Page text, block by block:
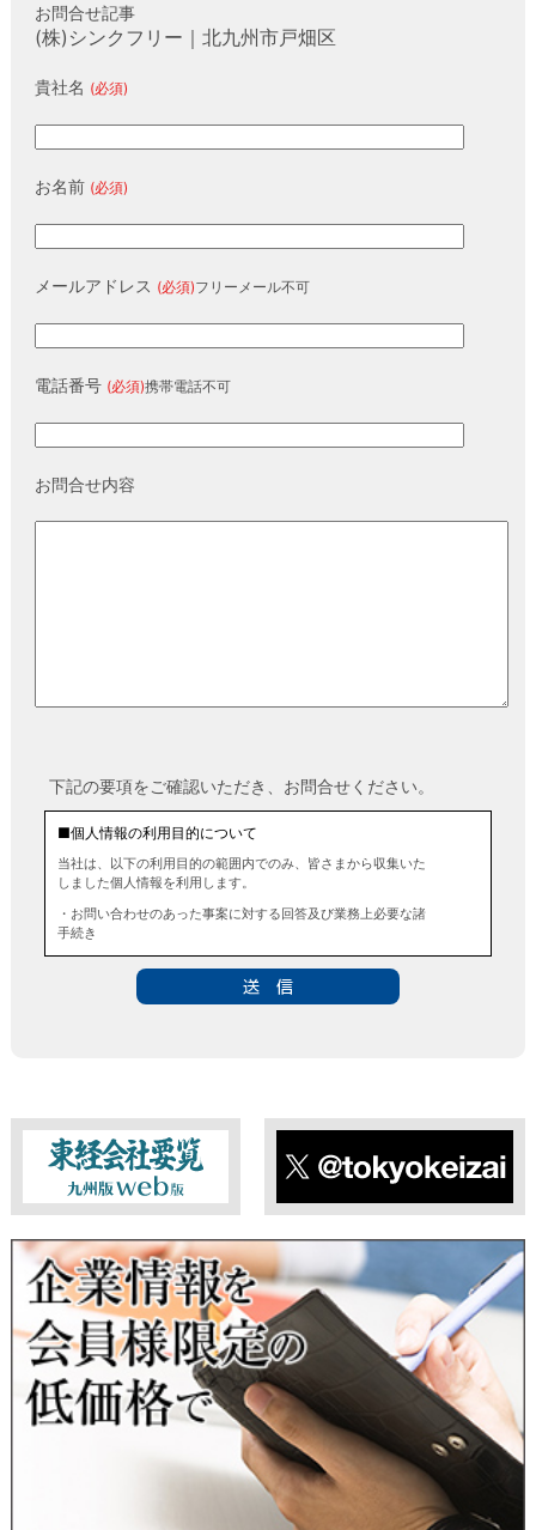
お問合せ記事
(株)シンクフリー｜北九州市戸畑区
貴社名 (必須)
お名前 (必須)
メールアドレス (必須)フリーメール不可
電話番号 (必須)携帯電話不可
お問合せ内容
下記の要項をご確認いただき、お問合せください。
■個人情報の利用目的について
当社は、以下の利用目的の範囲内でのみ、皆さまから収集いた
しました個人情報を利用します。
・お問い合わせのあった事案に対する回答及び業務上必要な諸
手続き
■個人情報の第三者提供について
■ 個人情報提供の任意性及び留意点
個人情報のご提供は任意ですが、必要な個人情報をご提供いた
だけなかった場合は、上記利用目的を達成できない場合があり
ますのでご了承ください。
当社は、本人が自己の個人情報について、通知・開示・訂正・
追加・削除・利用停止・提供停止の希望がございましたら、本
人または代理人の請求応じて、個人データの通知・開示・訂
正・追加・削除・利用停止・提供停止の請求に応じます。
受付方法は、本人確認資料（運転免許証、パスポート何れかの
コピー）、「個人情報取扱申請書」「委任状」（代理人による
申請の場合のみ必要となります）を当社宛にお送り下さい。
＜個人情報保護に関するお問合せ・相談窓口＞
〒802-0004 北九州市小倉北区鍛冶町2丁目5-11（第一東経ビ
東経会社要覧web版 X